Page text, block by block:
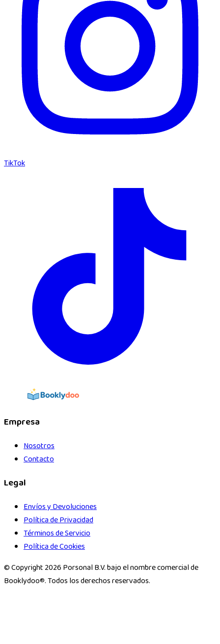
TikTok
Empresa
Nosotros
Contacto
Legal
Envíos y Devoluciones
Política de Privacidad
Términos de Servicio
Política de Cookies
© Copyright 2026 Porsonal B.V. bajo el nombre comercial de
Booklydoo®. Todos los derechos reservados.